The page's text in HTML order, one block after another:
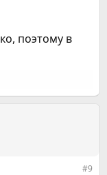
поэтому в
#9